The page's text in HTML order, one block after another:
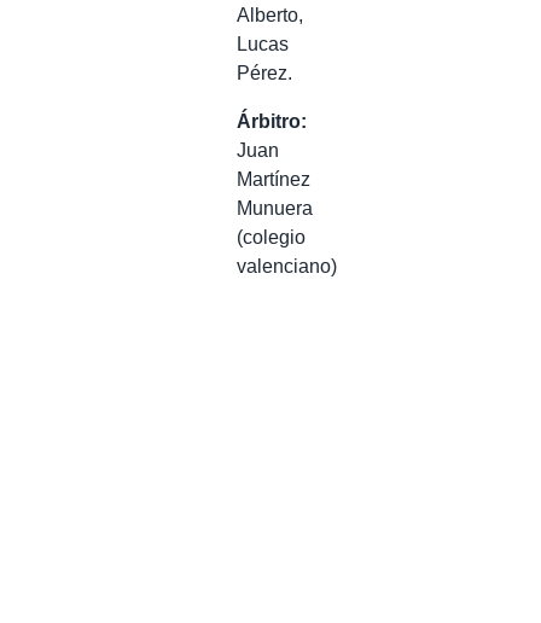
Alberto,
Lucas
Pérez.
Árbitro:
Juan
Martínez
Munuera
(colegio
valenciano)